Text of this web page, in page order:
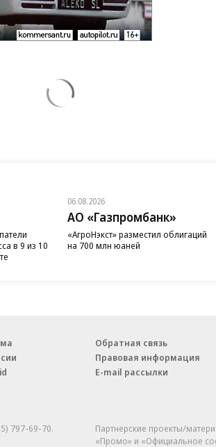
в 9 из 10
06.08.2026
АО «Газпромбанк»
«АгроНэкст» разместил облигаций
на 700 млн юаней
Обратная связь
Правовая информация
E-mail рассылки
797-69-70.
Партнерские проекты/
«Промо» и «Официальное